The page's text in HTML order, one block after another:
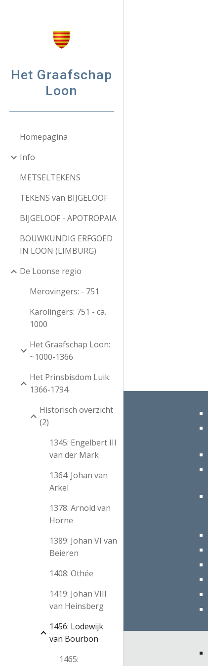
Het Graafschap
Loon
Homepagina
Info
METSELTEKENS
TEKENS van BIJGELOOF
BIJGELOOF - APOTROPAIA
BOUWKUNDIG ERFGOED
IN LOON (LIMBURG)
De Loonse regio
Merovingers: - 751
Karolingers: 751 - ca.
1000
Het Graafschap Loon:
~1000-1366
Het Prinsbisdom Luik:
1366-1794
Historisch overzicht
(2)
1345: Engelbert III
van der Mark
1364: Johan van
Arkel
1378: Arnold van
Horne
1389: Johan VI van
Beieren
1408: Othée
1419: Johan VIII
van Heinsberg
1456: Lodewijk
van Bourbon
1465: